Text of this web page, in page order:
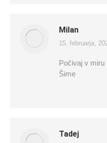
Milan
says:
15. februarja,
Počivaj v miru
Šime
Tadej